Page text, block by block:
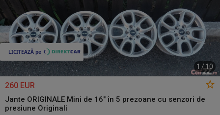
1 /10
260 EUR
Jante ORIGINALE Mini de 16" în 5 prezoane cu senzori de
presiune Originali